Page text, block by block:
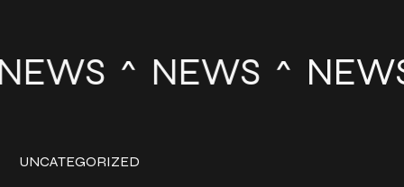
NEWS NEWS
UNCATEGORIZED